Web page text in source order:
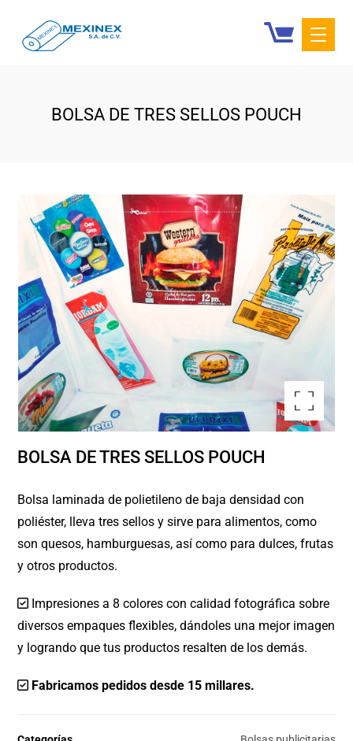
BOLSA DE TRES SELLOS POUCH
Ampliar la imagen
BOLSA DE TRES SELLOS POUCH
Bolsa laminada de polietileno de baja densidad con
poliéster, lleva tres sellos y sirve para alimentos, como
son quesos, hamburguesas, así como para dulces, frutas
y otros productos.
Impresiones a 8 colores con calidad fotográfica sobre
diversos empaques flexibles, dándoles una mejor imagen
y logrando que tus productos resalten de los demás.
Fabricamos pedidos desde 15 millares.